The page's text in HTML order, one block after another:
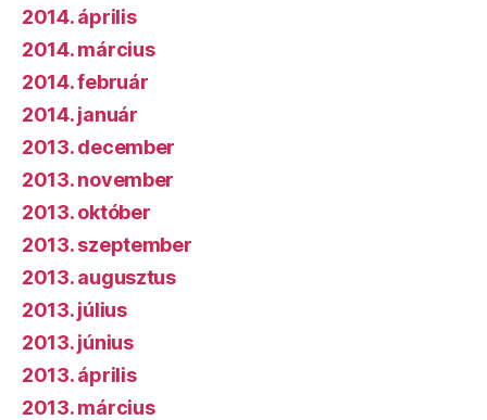
2014. április
2014. március
2014. február
2014. január
2013. december
2013. november
2013. október
2013. szeptember
2013. augusztus
2013. július
2013. június
2013. április
2013. március